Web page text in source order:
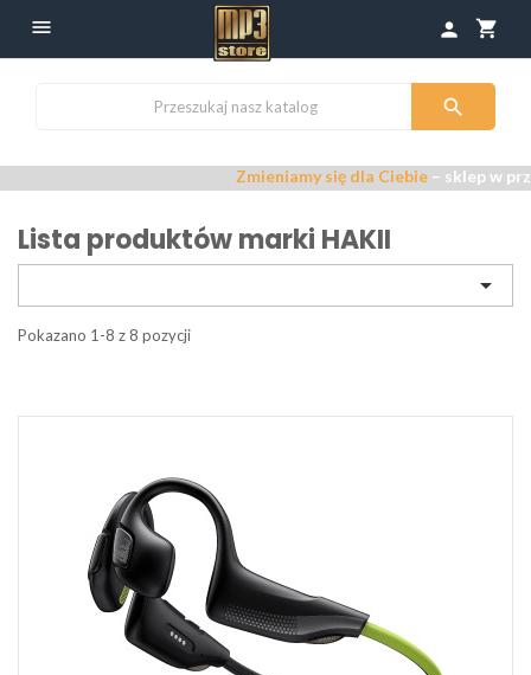
 shopping_cart
person

Zmieniamy się dla Ciebie– sklep w
Lista produktów marki HAKII

Pokazano 1-8 z 8 pozycji